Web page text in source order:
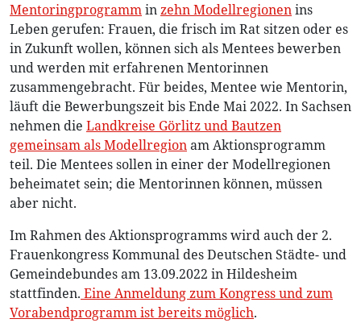
Mentoringprogramminzehn Modellregionenins
Leben gerufen: Frauen, die frisch im Rat sitzen oder es
in Zukunft wollen, können sich als Mentees bewerben
und werden mit erfahrenen Mentorinnen
zusammengebracht. Für beides, Mentee wie Mentorin,
läuft die Bewerbungszeit bis Ende Mai 2022. In Sachsen
nehmen die Landkreise Görlitz und Bautzen
gemeinsam als Modellregionam Aktionsprogramm
teil. Die Mentees sollen in einer der Modellregionen
beheimatet sein; die Mentorinnen können, müssen
aber nicht.
Im Rahmen des Aktionsprogramms wird auch der 2.
Frauenkongress Kommunal des Deutschen Städte- und
Gemeindebundes am 13.09.2022 in Hildesheim
stattfinden. Eine Anmeldung zum Kongress und zum
Vorabendprogramm ist bereits möglich.